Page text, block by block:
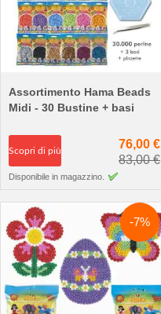
Assortimento Hama Beads
Midi - 30 Bustine + basi
Scopri di più
76,00 €
83,00 €
Disponibile in magazzino.
-7%